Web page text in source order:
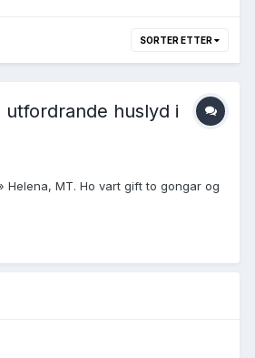
SORTER ETTER
utfordrande huslyd i
Helena, MT. Ho vart gift to gongar og